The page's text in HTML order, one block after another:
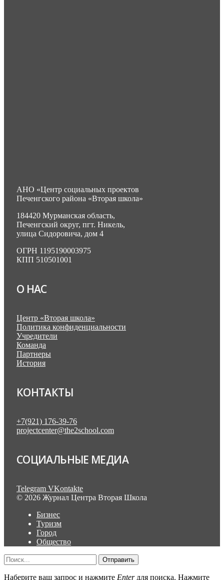
АНО «Центр социальных проектов
Печенгского района «Вторая школа»
184420 Мурманская область,
Печенгский округ, пгт. Никель,
улица Сидоровича, дом 4
ОГРН 1195190003975
КПП 510501001
О НАС
Центр «Вторая школа»
Политика конфиденциальности
Учредители
Команда
Партнеры
История
КОНТАКТЫ
+7(921) 176-39-76
projectcenter@the2school.com
СОЦИАЛЬНЫЕ МЕДИА
Telegram VKontakte
© 2026 Журнал Центра Вторая Школа
Бизнес
Туризм
Город
Общество
Отправить
Наберите ваш запрос и нажмите Enterдля поиска. Нажмите